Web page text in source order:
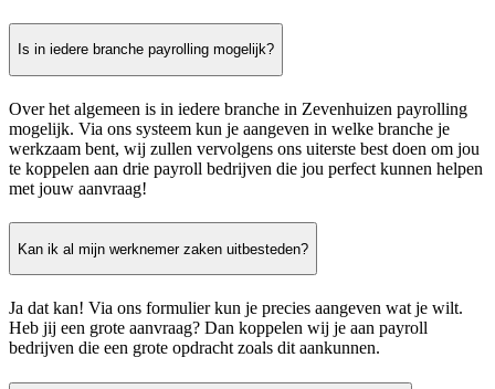
Is in iedere branche payrolling mogelijk?
Over het algemeen is in iedere branche in Zevenhuizen payrolling
mogelijk. Via ons systeem kun je aangeven in welke branche je
werkzaam bent, wij zullen vervolgens ons uiterste best doen om jou
te koppelen aan drie payroll bedrijven die jou perfect kunnen helpen
met jouw aanvraag!
Kan ik al mijn werknemer zaken uitbesteden?
Ja dat kan! Via ons formulier kun je precies aangeven wat je wilt.
Heb jij een grote aanvraag? Dan koppelen wij je aan payroll
bedrijven die een grote opdracht zoals dit aankunnen.